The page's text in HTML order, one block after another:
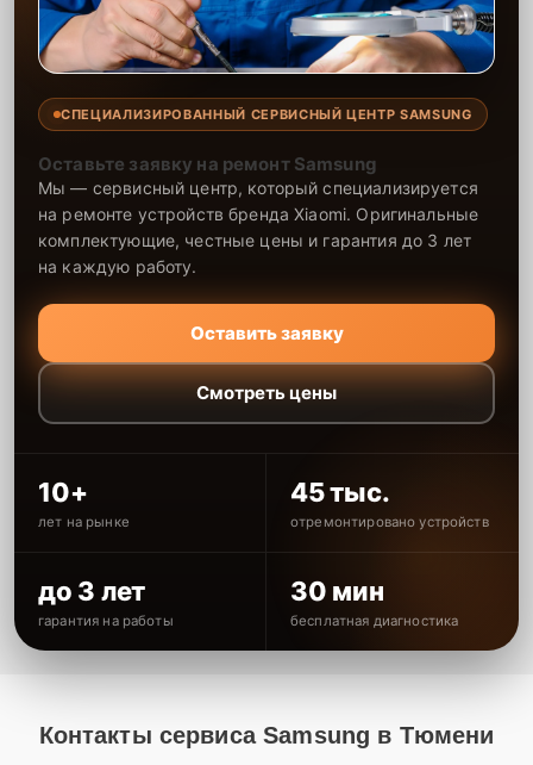
СПЕЦИАЛИЗИРОВАННЫЙ СЕРВИСНЫЙ ЦЕНТР SAMSUNG
Оставьте заявку на ремонт Samsung
Мы — сервисный центр, который специализируется
на ремонте устройств бренда Xiaomi. Оригинальные
комплектующие, честные цены и гарантия до 3 лет
на каждую работу.
Оставить заявку
Смотреть цены
10+
лет на рынке
45 тыс.
отремонтировано устройств
до 3 лет
гарантия на работы
30 мин
бесплатная диагностика
Контакты сервиса Samsung в Тюмени